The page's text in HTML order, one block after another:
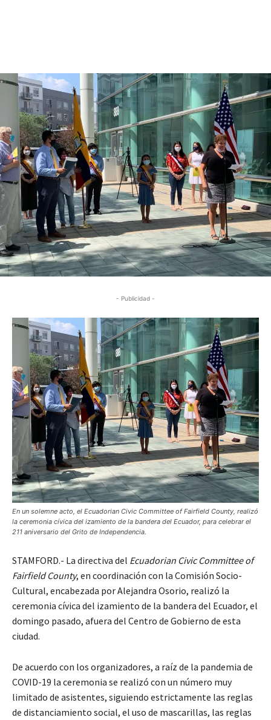
- Publicidad -
En un solemne acto, el Ecuadorian Civic Committee of Fairfield County, realizó
la ceremonia cívica del izamiento de la bandera del Ecuador, para celebrar el
211 aniversario del Grito de Independencia.
STAMFORD.- La directiva del Ecuadorian Civic Committee of
Fairfield County, en coordinación con la Comisión Socio-
Cultural, encabezada por Alejandra Osorio, realizó la
ceremonia cívica del izamiento de la bandera del Ecuador, el
domingo pasado, afuera del Centro de Gobierno de esta
ciudad.
De acuerdo con los organizadores, a raíz de la pandemia de
COVID-19 la ceremonia se realizó con un número muy
limitado de asistentes, siguiendo estrictamente las reglas
de distanciamiento social, el uso de mascarillas, las reglas